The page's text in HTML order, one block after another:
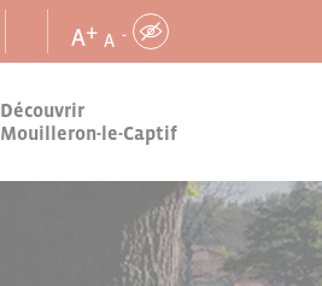
A+ A -
Découvrir
Mouilleron-le-Captif